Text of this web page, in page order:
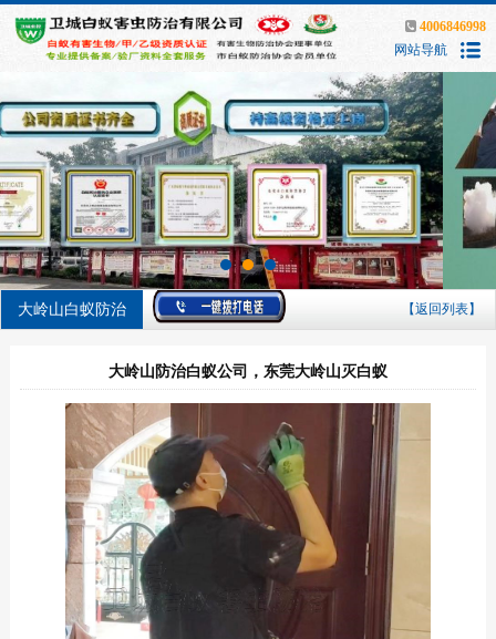
4006846998
网站导航
大岭山白蚁防治 【返回列表】
大岭山防治白蚁公司，东莞大岭山灭白蚁